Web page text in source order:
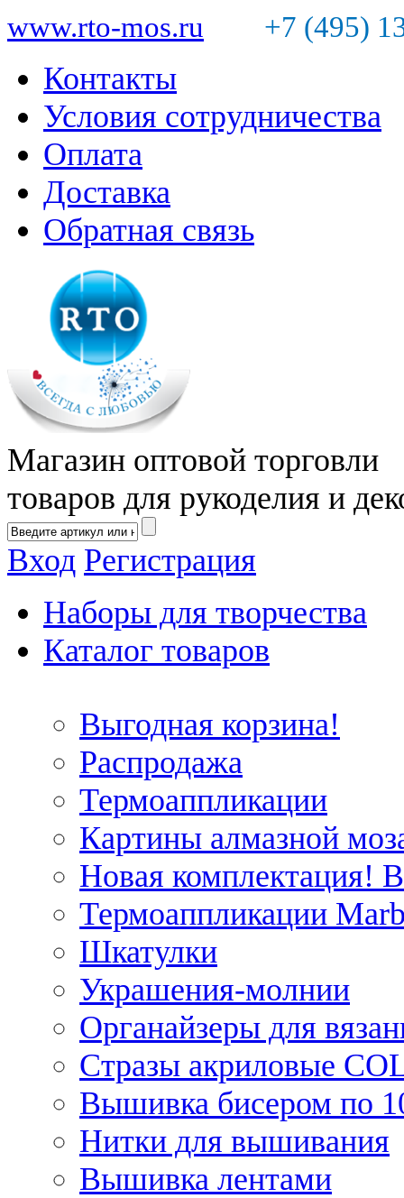
www.rto-mos.ru +7 (495)
Контакты
Условия сотрудничества
Оплата
Доставка
Обратная связь
Магазин оптовой торговли
товаров для рукоделия и
Вход Регистрация
Наборы для творчества
Каталог товаров
Выгодная корзина!
Распродажа
Термоаппликации
Картины алмазной
Новая комплектация!
Термоаппликации
Шкатулки
Украшения-молнии
Органайзеры для
Стразы акриловые
Вышивка бисером по
Нитки для вышивания
Вышивка лентами